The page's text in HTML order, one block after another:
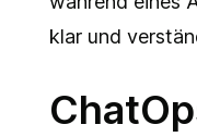
klar und